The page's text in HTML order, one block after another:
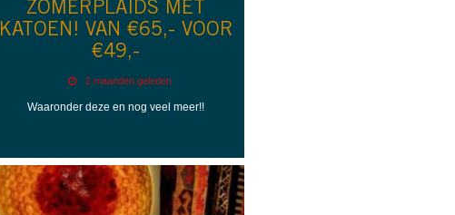
ZOMERPLAIDS MET
KATOEN! VAN €65,- VOOR
€49,-
2 maanden geleden
Waaronder deze en nog veel meer!!